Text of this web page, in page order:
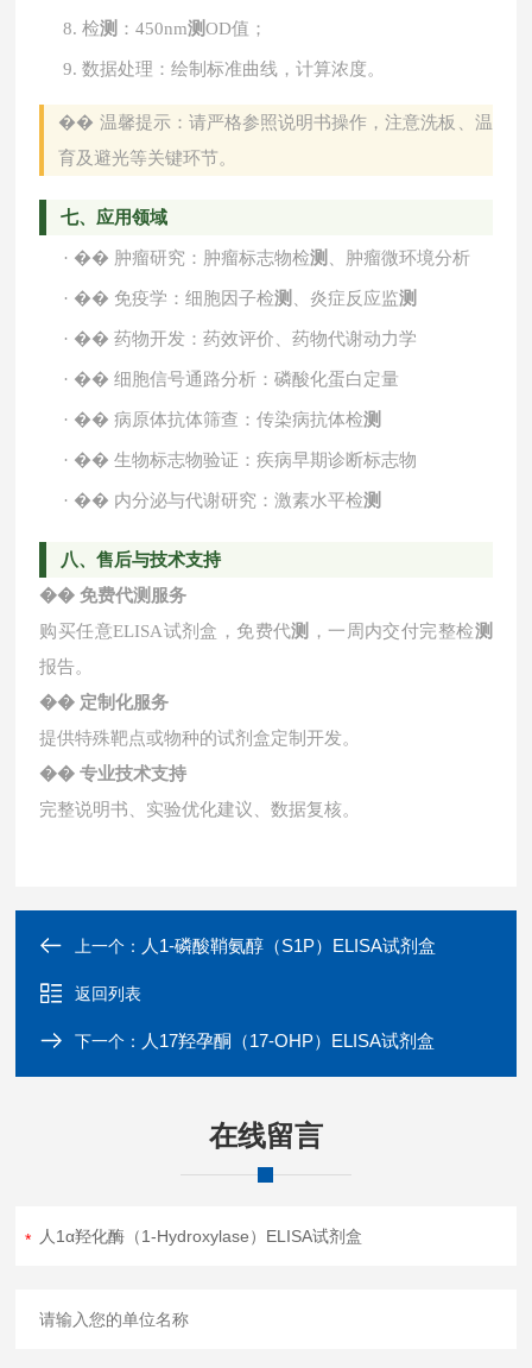
8.检测 ：450nm测OD值；
9.数据处理：绘制标准曲线，计算浓度。
�� 温馨提示：请严格参照说明书操作，注意洗板、温
育及避光等关键环节。
七、应用领域
· �� 肿瘤研究：肿瘤标志物检测 、肿瘤微环境分析
· �� 免疫学：细胞因子检测 、炎症反应监测
· �� 药物开发：药效评价、药物代谢动力学
· �� 细胞信号通路分析：磷酸化蛋白定量
· �� 病原体抗体筛查：传染病抗体检测
· �� 生物标志物验证：疾病早期诊断标志物
· �� 内分泌与代谢研究：激素水平检测
八、售后与技术支持
�� 免费代测 服务
购买任意ELISA试剂盒，免费代测 ，一周内交付完整检测
报告。
�� 定制化服务
提供特殊靶点或物种的试剂盒定制开发。
�� 专业技术支持
完整说明书、实验优化建议、数据复核。
上一个： 人1-磷酸鞘氨醇（S1P）ELISA试剂盒
返回列表
下一个： 人17羟孕酮（17-OHP）ELISA试剂盒
在线留言